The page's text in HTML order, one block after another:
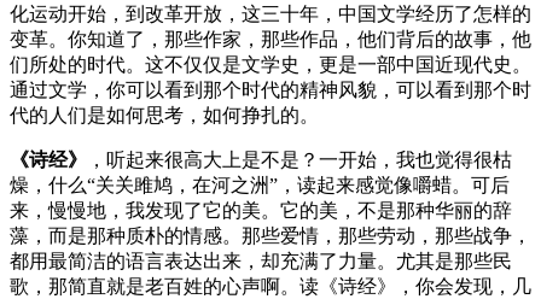
化运动开始，到改革开放，这三十年，中国文学经历了怎样的
变革。你知道了，那些作家，那些作品，他们背后的故事，他
们所处的时代。这不仅仅是文学史，更是一部中国近现代史。
通过文学，你可以看到那个时代的精神风貌，可以看到那个时
代的人们是如何思考，如何挣扎的。
《诗经》
，听起来很高大上是不是？一开始，我也觉得很枯
燥，什么“关关雎鸠，在河之洲”，读起来感觉像嚼蜡。可后
来，慢慢地，我发现了它的美。它的美，不是那种华丽的辞
藻，而是那种质朴的情感。那些爱情，那些劳动，那些战争，
都用最简洁的语言表达出来，却充满了力量。尤其是那些民
歌，那简直就是老百姓的心声啊。读《诗经》，你会发现，几